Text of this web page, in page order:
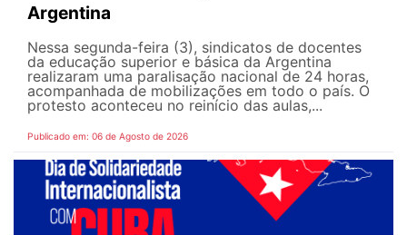
Argentina
Nessa segunda-feira (3), sindicatos de docentes
da educação superior e básica da Argentina
realizaram uma paralisação nacional de 24 horas,
acompanhada de mobilizações em todo o país. O
protesto aconteceu no reinício das aulas,...
Publicado em: 06 de Agosto de 2026